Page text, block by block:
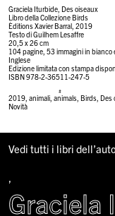
Graciela Iturbide, Des oiseaux
Libro della Collezione Birds
Èditions Xavier Barral, 2019
Testo di Guilhem Lesaffre
20,5 x 26 cm
104 pagine, 53 immagini in bianco
Inglese
Edizione limitata con stampa
ISBN 978-2-36511-247-5
#
2019 ,animali ,animals Birds Des
Novità
Vedi tutti i libri
,
Graciela